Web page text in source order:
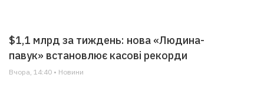
$1,1 млрд за тиждень: нова «Людина-
павук» встановлює касові рекорди
Вчора, 14:40 • Новини